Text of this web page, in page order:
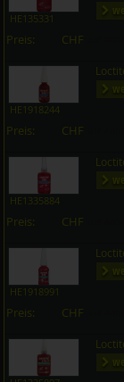
HE135331
Preis: CHF
HE1918244
Preis: CHF
HE1335884
Preis: CHF
HE1918991
Preis: CHF